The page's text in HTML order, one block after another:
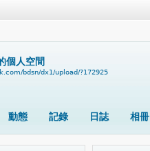
個人空間
bdsn/dx1/upload/?172925
動態 記錄 日誌 相冊